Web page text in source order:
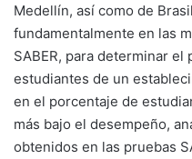
Medellín, así como de
fundamentalmente en las
SABER, para determinar
estudiantes de un
en el porcentaje de
más bajo el desempeño,
obtenidos en las pruebas